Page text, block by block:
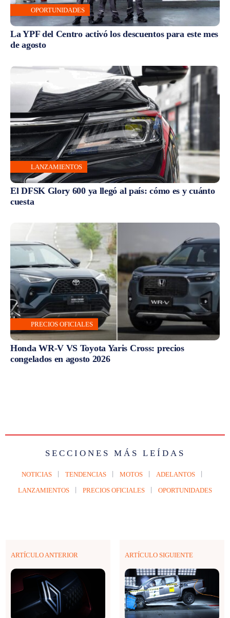
OPORTUNIDADES
La YPF del Centro activó los descuentos para este mes
de agosto
LANZAMIENTOS
El DFSK Glory 600 ya llegó al país: cómo es y cuánto
cuesta
PRECIOS OFICIALES
Honda WR-V VS Toyota Yaris Cross: precios
congelados en agosto 2026
SECCIONES MÁS LEÍDAS
NOTICIAS TENDENCIAS MOTOS ADELANTOS
LANZAMIENTOS PRECIOS OFICIALES OPORTUNIDADES
ARTÍCULO ANTERIOR ARTÍCULO SIGUIENTE